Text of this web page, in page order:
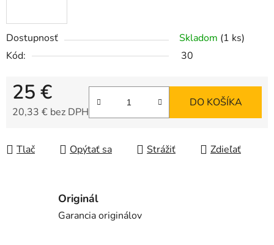
Dostupnosť Skladom (1 ks)
Kód:
30
25 €
20,33 € bez DPH
DO KOŠÍKA
Tlač Opýtať sa Strážiť Zdieľať
Originál
Garancia originálov